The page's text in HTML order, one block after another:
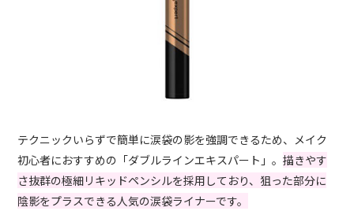
テクニックいらずで簡単に涙袋の影を強調できるため、メイク
初心者におすすめの「ダブルラインエキスパート」。描きやす
さ抜群の極細リキッドペンシルを採用しており、狙った部分に
陰影をプラスできる人気の涙袋ライナーです。